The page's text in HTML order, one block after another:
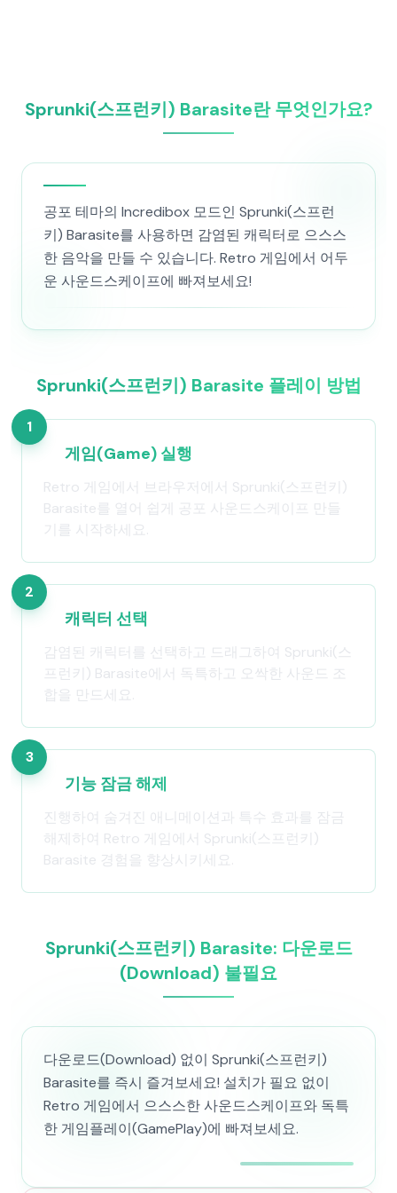
Sprunki(스프런키) Barasite란 무엇인가요?
공포 테마의 Incredibox 모드인 Sprunki(스프런
키) Barasite를 사용하면 감염된 캐릭터로 으스스
한 음악을 만들 수 있습니다. Retro 게임에서 어두
운 사운드스케이프에 빠져보세요!
Sprunki(스프런키) Barasite 플레이 방법
1
게임(Game) 실행
Retro 게임에서 브라우저에서 Sprunki(스프런키)
Barasite를 열어 쉽게 공포 사운드스케이프 만들
기를 시작하세요.
2
캐릭터 선택
감염된 캐릭터를 선택하고 드래그하여 Sprunki(스
프런키) Barasite에서 독특하고 오싹한 사운드 조
합을 만드세요.
3
기능 잠금 해제
진행하여 숨겨진 애니메이션과 특수 효과를 잠금
해제하여 Retro 게임에서 Sprunki(스프런키)
Barasite 경험을 향상시키세요.
Sprunki(스프런키) Barasite: 다운로드
(Download) 불필요
다운로드(Download) 없이 Sprunki(스프런키)
Barasite를 즉시 즐겨보세요! 설치가 필요 없이
Retro 게임에서 으스스한 사운드스케이프와 독특
한 게임플레이(GamePlay)에 빠져보세요.